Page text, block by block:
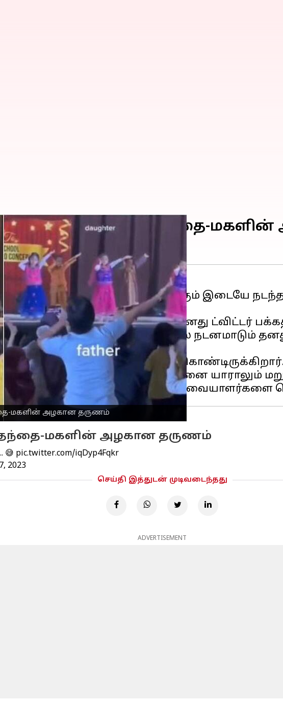
மகளின் அழகான தருணம்
ஆண்டு விழாவில் தந்தை-
விழாவில் தந்தைக்கும் மகளுக்கும் இடையே
பரவி வருகிறது.
திபன்சு கப்ரா தனது ட்விட்டர்
ஓர் பாடலுக்கு மேடையில் நடனமாடும்
தனது மகளுக்கு ஆடிக்காட்டி
உறவு மிக தூய்மையானது, அதனை யாராலும்
மகளின் அழகான தருணம்
😅 pic.twitter.com/iqDyp4Fqkr
2023
செய்தி இத்துடன் முடிவடைந்தது
ADVERTISEMENT